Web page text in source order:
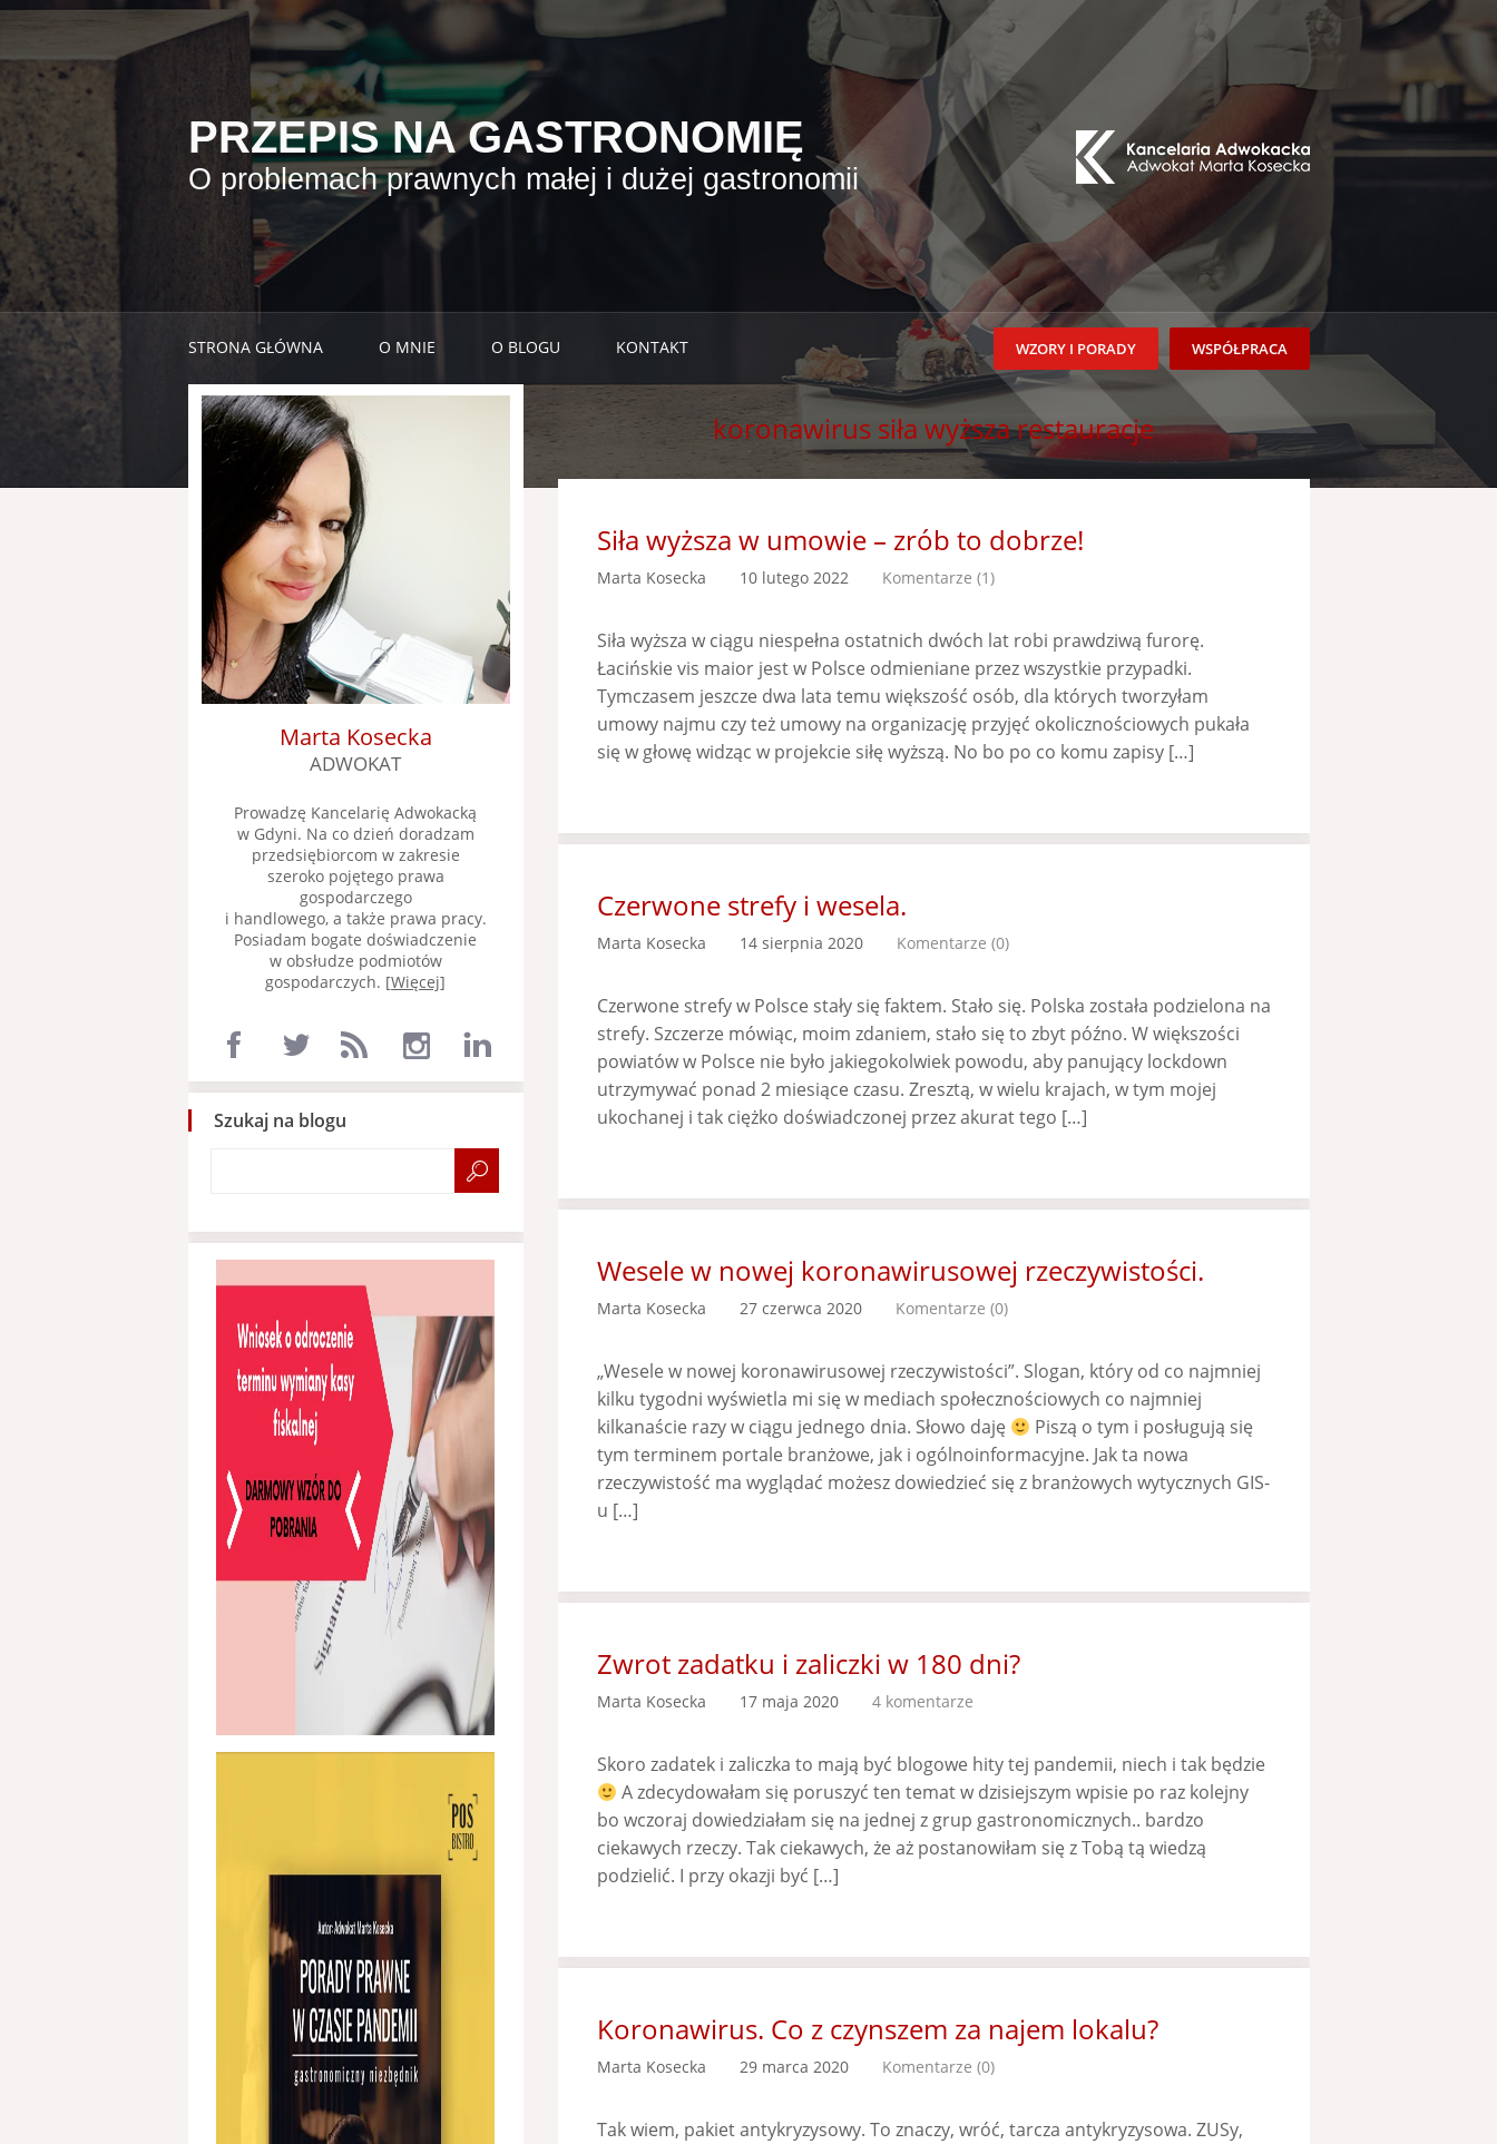
PRZEPIS NA GASTRONOMIĘ
O problemach prawnych małej i dużej gastronomii
STRONA GŁÓWNA O MNIE O BLOGU KONTAKT WSPÓŁPRACA
WZORY I PORADY
koronawirus siła wyższa restauracje
Siła wyższa w umowie – zrób to dobrze!
Marta Kosecka 10 lutego 2022 Komentarze (1)
Siła wyższa w ciągu niespełna ostatnich dwóch lat robi prawdziwą furorę.
Łacińskie vis maior jest w Polsce odmieniane przez wszystkie przypadki.
Tymczasem jeszcze dwa lata temu większość osób, dla których tworzyłam
umowy najmu czy też umowy na organizację przyjęć okolicznościowych pukała
się w głowę widząc w projekcie siłę wyższą. No bo po co komu zapisy […]
Czerwone strefy i wesela.
Marta Kosecka 14 sierpnia 2020 Komentarze (0)
Czerwone strefy w Polsce stały się faktem. Stało się. Polska została podzielona na
strefy. Szczerze mówiąc, moim zdaniem, stało się to zbyt późno. W większości
powiatów w Polsce nie było jakiegokolwiek powodu, aby panujący lockdown
utrzymywać ponad 2 miesiące czasu. Zresztą, w wielu krajach, w tym mojej
ukochanej i tak ciężko doświadczonej przez akurat tego […]
Wesele w nowej koronawirusowej rzeczywistości.
Marta Kosecka 27 czerwca 2020 Komentarze (0)
„Wesele w nowej koronawirusowej rzeczywistości”. Slogan, który od co najmniej
kilku tygodni wyświetla mi się w mediach społecznościowych co najmniej
kilkanaście razy w ciągu jednego dnia. Słowo daję
Piszą o tym i posługują się
tym terminem portale branżowe, jak i ogólnoinformacyjne. Jak ta nowa
rzeczywistość ma wyglądać możesz dowiedzieć się z branżowych wytycznych GIS-
u […]
Zwrot zadatku i zaliczki w 180 dni?
Marta Kosecka 17 maja 2020 4 komentarze
Skoro zadatek i zaliczka to mają być blogowe hity tej pandemii, niech i tak będzie
A zdecydowałam się poruszyć ten temat w dzisiejszym wpisie po raz kolejny
bo wczoraj dowiedziałam się na jednej z grup gastronomicznych.. bardzo
ciekawych rzeczy. Tak ciekawych, że aż postanowiłam się z Tobą tą wiedzą
podzielić. I przy okazji być […]
Koronawirus. Co z czynszem za najem lokalu?
Marta Kosecka 29 marca 2020 Komentarze (0)
Tak wiem, pakiet antykryzysowy. To znaczy, wróć, tarcza antykryzysowa. ZUSy,
Marta Kosecka
ADWOKAT
Prowadzę Kancelarię Adwokacką
w Gdyni. Na co dzień doradzam
przedsiębiorcom w zakresie
szeroko pojętego prawa
gospodarczego
i handlowego, a także prawa pracy.
Posiadam bogate doświadczenie
w obsłudze podmiotów
gospodarczych. [Więcej]
Szukaj na blogu